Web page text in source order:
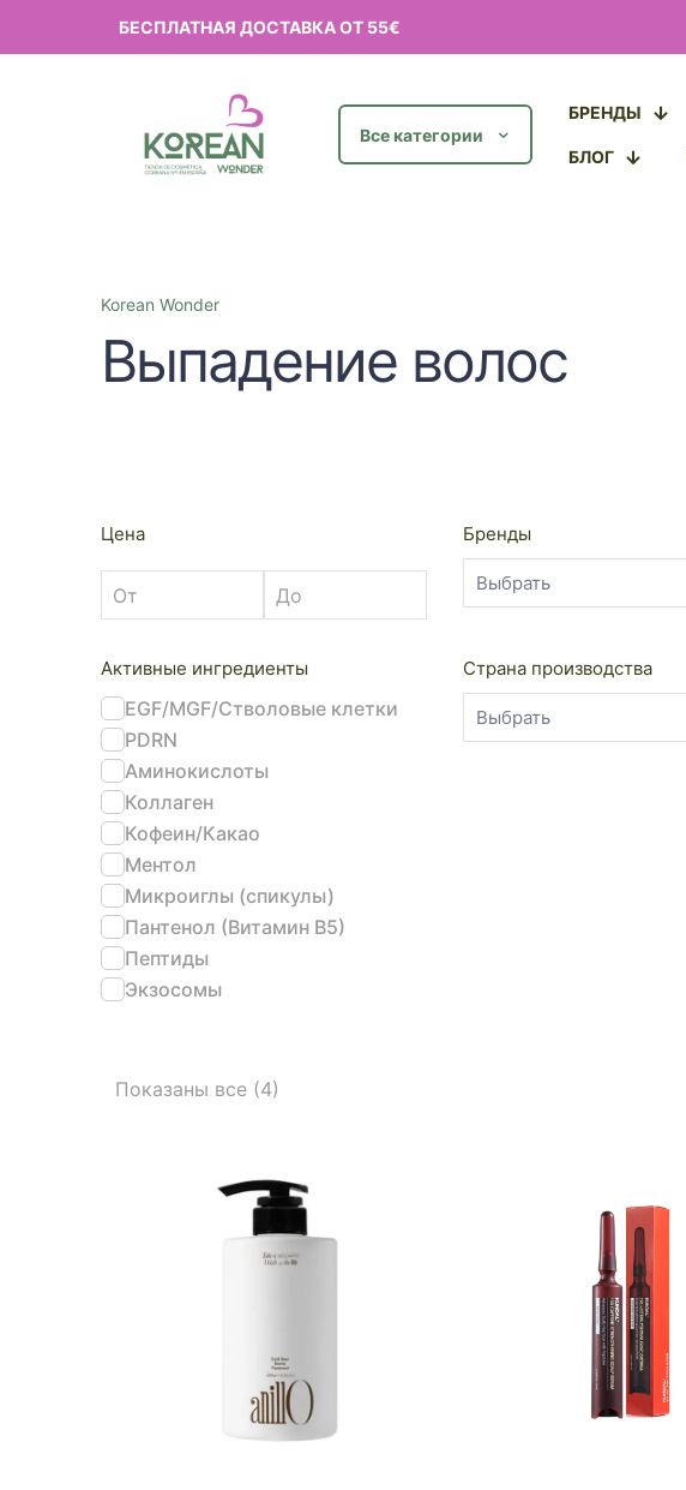
БЕСПЛАТНАЯ ДОСТАВКА ОТ 55€
Все категории
БРЕНДЫ
БЛОГ
Korean Wonder
Выпадение волос
Цена Бренды
Активные ингредиенты
EGF/MGF/Стволовые клетки
PDRN
Аминокислоты
Коллаген
Кофеин/Какао
Ментол
Микроиглы (спикулы)
Пантенол (Витамин В5)
Пептиды
Экзосомы
Страна производства
Показаны все (4)